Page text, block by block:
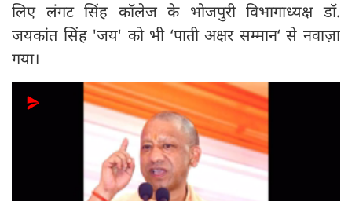
लिए लंगट सिंह कॉलेज के भोजपुरी विभागाध्यक्ष डॉ.
जयकांत सिंह 'जय' को भी ‘पाती अक्षर सम्मान‘ से नवाज़ा
गया।